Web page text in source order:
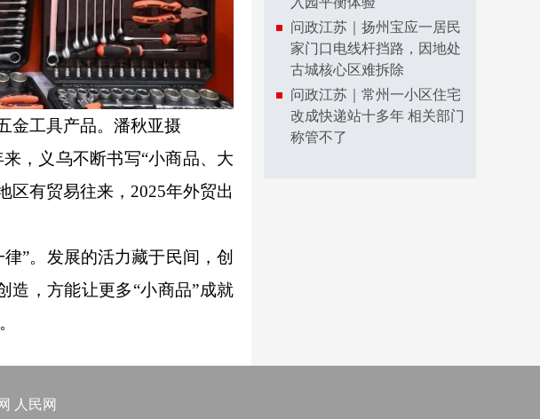
金工具产品。潘秋亚摄
，义乌不断书写“小商品、大
区有贸易往来，2025年外贸出
”。发展的活力藏于民间，创
造，方能让更多“小商品”成就
问政江苏｜扬州宝应一居民
家门口电线杆挡路，因地处
古城核心区难拆除
问政江苏｜常州一小区住宅
改成快递站十多年 相关部门
称管不了
人民网